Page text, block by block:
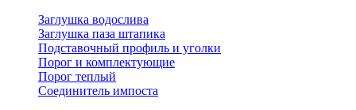
Заглушка водослива
Заглушка паза штапика
Подставочный профиль и уголки
Порог и комплектующие
Порог теплый
Соединитель импоста